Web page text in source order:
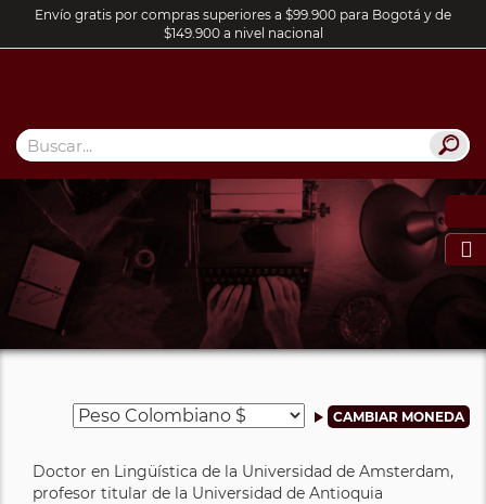
Envío gratis por compras superiores a $99.900 para Bogotá y de
$149.900 a nivel nacional

Doctor en Lingüística de la Universidad de Amsterdam,
profesor titular de la Universidad de Antioquia